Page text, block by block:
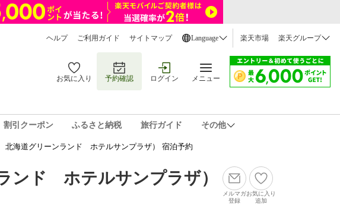
ヘルプ ご利用ガイド サイトマップ Language 楽天市場 楽天グループ
お気に入り 予約確認 ログイン メニュー
割引クーポン ふるさと納税 旅行ガイド その他
海道グリーンランド ホテルサンプラザ） 宿泊予約
ンド ホテルサンプラザ）
メルマガ
登録
お気に入り
追加